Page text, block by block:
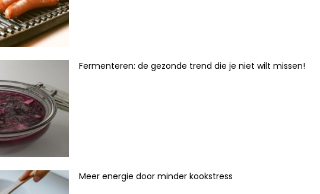
Fermenteren: de gezonde trend die je niet wilt missen!
Meer energie door minder kookstress